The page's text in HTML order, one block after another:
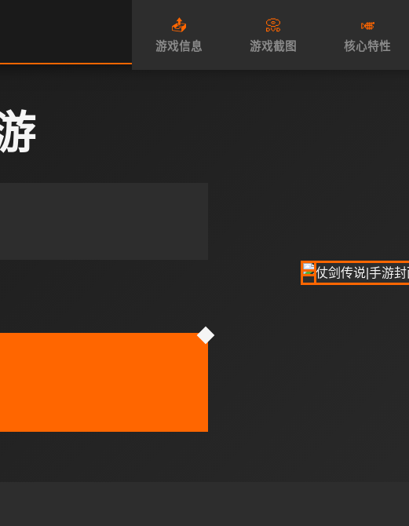
📤
游戏信息
📀
游戏截图
🎺
核心特性